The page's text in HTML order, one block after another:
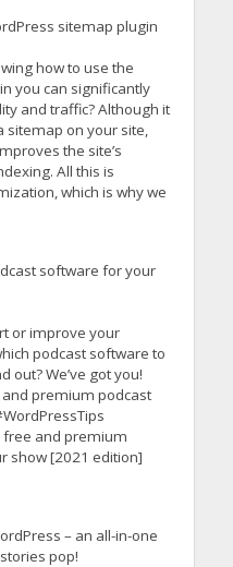
sitemap plugin
how to use the
you can significantly
and traffic? Although it
sitemap on your site,
the site’s
All this is
which is why we
software for your
or improve your
podcast software to
out? We’ve got you!
premium podcast
free and premium
show [2021 edition]
– an all-in-one
pop!